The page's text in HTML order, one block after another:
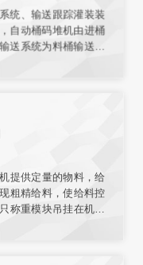
统、输送跟踪灌装装
自动桶码堆机由进桶
送系统为料桶输送增
提供定量的物料，给
粗精给料，使给料控
称重模块吊挂在机架